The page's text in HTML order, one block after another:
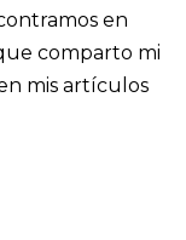
en
comparto mi
mis artículos